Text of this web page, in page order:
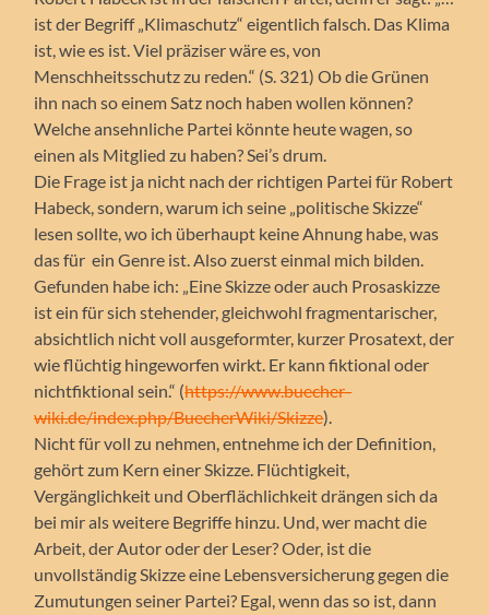
ist der Begriff „Klimaschutz“ eigentlich falsch. Das Klima
ist, wie es ist. Viel präziser wäre es, von
Menschheitsschutz zu reden.“ (S. 321) Ob die Grünen
ihn nach so einem Satz noch haben wollen können?
Welche ansehnliche Partei könnte heute wagen, so
einen als Mitglied zu haben? Sei’s drum.
Die Frage ist ja nicht nach der richtigen Partei für Robert
Habeck, sondern, warum ich seine „politische Skizze“
lesen sollte, wo ich überhaupt keine Ahnung habe, was
das für ein Genre ist. Also zuerst einmal mich bilden.
Gefunden habe ich: „Eine Skizze oder auch Prosaskizze
ist ein für sich stehender, gleichwohl fragmentarischer,
absichtlich nicht voll ausgeformter, kurzer Prosatext, der
wie flüchtig hingeworfen wirkt. Er kann fiktional oder
nichtfiktional sein.“ (https://www.buecher-
wiki.de/index.php/BuecherWiki/Skizze).
Nicht für voll zu nehmen, entnehme ich der Definition,
gehört zum Kern einer Skizze. Flüchtigkeit,
Vergänglichkeit und Oberflächlichkeit drängen sich da
bei mir als weitere Begriffe hinzu. Und, wer macht die
Arbeit, der Autor oder der Leser? Oder, ist die
unvollständig Skizze eine Lebensversicherung gegen die
Zumutungen seiner Partei? Egal, wenn das so ist, dann